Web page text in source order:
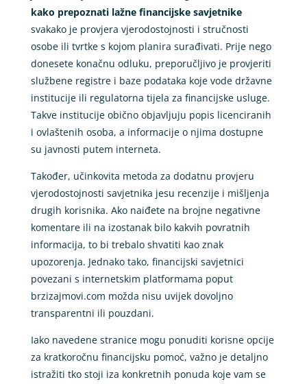
kako prepoznati lažne financijske savjetnike
svakako je provjera vjerodostojnosti i stručnosti
osobe ili tvrtke s kojom planira surađivati. Prije nego
donesete konačnu odluku, preporučljivo je provjeriti
službene registre i baze podataka koje vode državne
institucije ili regulatorna tijela za financijske usluge.
Takve institucije obično objavljuju popis licenciranih
i ovlaštenih osoba, a informacije o njima dostupne
su javnosti putem interneta.
Također, učinkovita metoda za dodatnu provjeru
vjerodostojnosti savjetnika jesu recenzije i mišljenja
drugih korisnika. Ako naiđete na brojne negativne
komentare ili na izostanak bilo kakvih povratnih
informacija, to bi trebalo shvatiti kao znak
upozorenja. Jednako tako, financijski savjetnici
povezani s internetskim platformama poput
brzizajmovi.com možda nisu uvijek dovoljno
transparentni ili pouzdani.
Iako navedene stranice mogu ponuditi korisne opcije
za kratkoročnu financijsku pomoć, važno je detaljno
istražiti tko stoji iza konkretnih ponuda koje vam se